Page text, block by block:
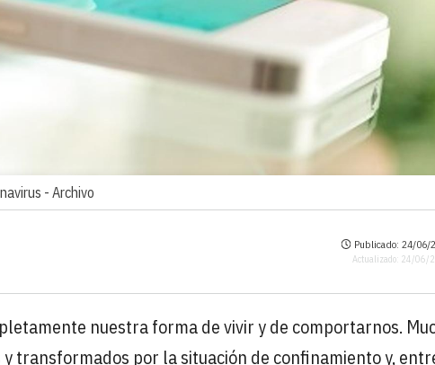
- Archivo
Publicado: 24/06/
Actualizado: 24/06/
nuestra forma de vivir y de comportarnos.
transformados por la situación de confinamiento y,